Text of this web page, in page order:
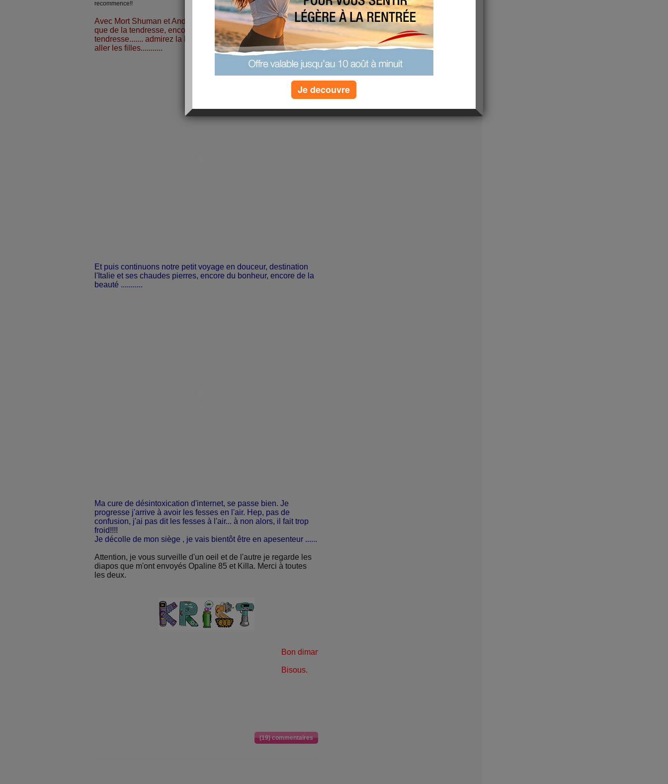
recommence!!
Avec Mort Shuman et Andréa Bocelli on ne peut que demander
que de la tendresse, encore de la tendresse, toujours de la
tendresse....... admirez la beauté des images et laissez vous
aller les filles...........
Et puis continuons notre petit voyage en douceur, destination
l'Italie et ses chaudes pierres, encore du bonheur, encore de la
beauté ...........
Ma cure de désintoxication d'internet, se passe bien. Je
progresse j'arrive à avoir les fesses en l'air. Hep, pas de
confusion, j'ai pas dit les fesses à l'air... à non alors, il fait trop
froid!!!!
Je décolle de mon siège , je vais bientôt être en apesenteur ......
Attention, je vous surveille d'un oeil et de l'autre je regarde les
diapos que m'ont envoyés Opaline 85 et Killa. Merci à toutes
les deux.
Bon dimanche à tous et à toutes.
(19) commentaires
Je decouvre